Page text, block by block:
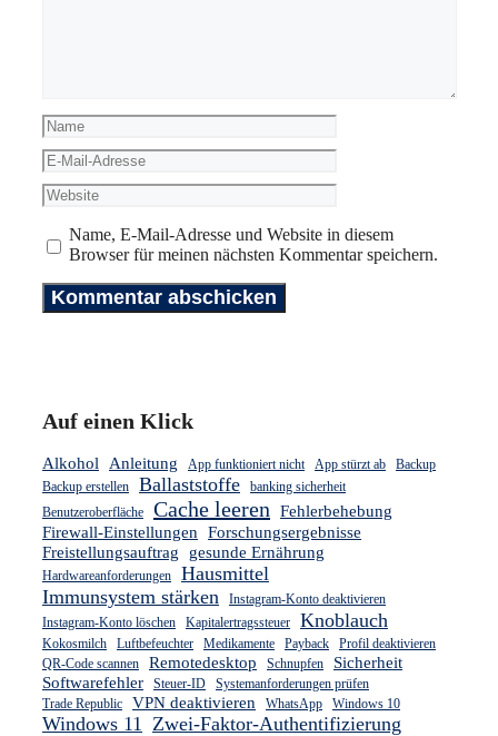
Name
E-
Mail-
Adresse
Website
Name, E-Mail-Adresse und Website in diesem
Browser für meinen nächsten Kommentar speichern.
Auf einen Klick
Alkohol Anleitung App funktioniert nicht App stürzt ab
Backup
Backup erstellen
Ballaststoffe
banking sicherheit
Benutzeroberfläche
Cache leeren Fehlerbehebung
Firewall-Einstellungen Forschungsergebnisse
Freistellungsauftrag
gesunde Ernährung
Hardwareanforderungen
Hausmittel
Immunsystem stärken
Instagram-Konto deaktivieren
Instagram-Konto löschen
Kapitalertragssteuer Knoblauch
Kokosmilch Luftbefeuchter Medikamente Payback
Profil deaktivieren
QR-Code scannen
Remotedesktop Schnupfen
Sicherheit
Softwarefehler
Steuer-ID
Systemanforderungen prüfen
Trade Republic
VPN deaktivieren WhatsApp Windows 10
Windows 11 Zwei-Faktor-Authentifizierung